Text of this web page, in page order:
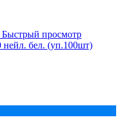
Быстрый просмотр
бел. (уп.100шт)